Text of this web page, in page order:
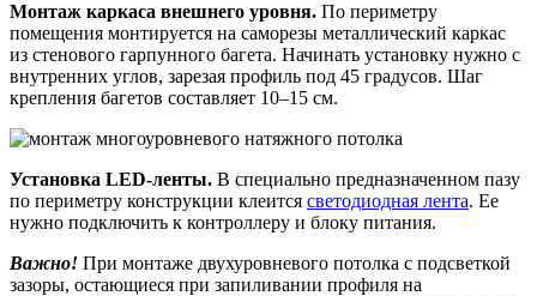
Монтаж каркаса внешнего уровня. По периметру
помещения монтируется на саморезы металлический каркас
из стенового гарпунного багета. Начинать установку нужно с
внутренних углов, зарезая профиль под 45 градусов. Шаг
крепления багетов составляет 10–15 см.
Установка LED-ленты. В специально предназначенном пазу
по периметру конструкции клеится светодиодная лента. Ее
нужно подключить к контроллеру и блоку питания.
Важно! При монтаже двухуровневого потолка с подсветкой
зазоры, остающиеся при запиливании профиля на